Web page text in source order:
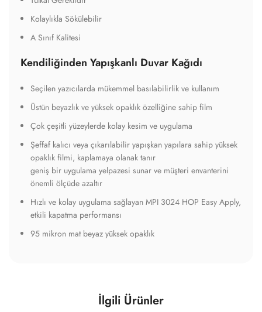
Kolaylıkla Sökülebilir
A Sınıf Kalitesi
Kendiliğinden Yapışkanlı Duvar Kağıdı
Seçilen yazıcılarda mükemmel basılabilirlik ve kullanım
Üstün beyazlık ve yüksek opaklık özelliğine sahip film
Çok çeşitli yüzeylerde kolay kesim ve uygulama
Şeffaf kalıcı veya çıkarılabilir yapışkan yapılara sahip yüksek
opaklık filmi, kaplamaya olanak tanır
geniş bir uygulama yelpazesi sunar ve müşteri envanterini
önemli ölçüde azaltır
Hızlı ve kolay uygulama sağlayan MPI 3024 HOP Easy Apply,
etkili kapatma performansı
95 mikron mat beyaz yüksek opaklık
İlgili Ürünler